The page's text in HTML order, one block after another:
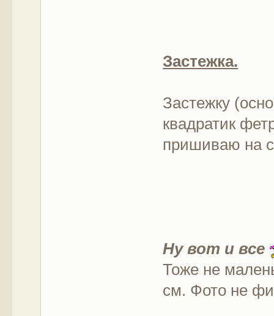
Застежка.
Застежку
квадратик
пришиваю на
Ну вот и все
Тоже не
см. Фото не